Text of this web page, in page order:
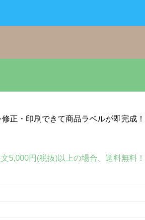
正・印刷できて商品ラベルが即完成！